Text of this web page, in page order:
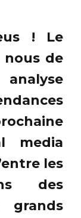
! Le
de
media
les
des
grands